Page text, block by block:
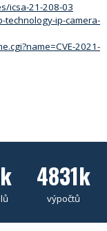
icsa-21-208-03
ip-camera-
2021-
4831k
výpočtů